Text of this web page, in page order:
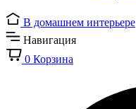
В домашнем интерьере
Навигация
0 Корзина